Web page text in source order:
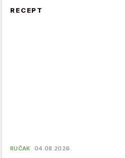
RECEPT
RUČAK 04.08.2026.